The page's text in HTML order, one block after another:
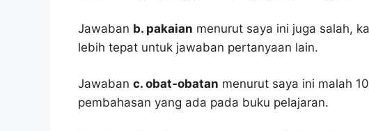
Jawaban b. pakaian menurut saya ini juga salah,
lebih tepat untuk jawaban pertanyaan lain.
Jawaban c. obat-obatan menurut saya ini malah
pembahasan yang ada pada buku pelajaran.